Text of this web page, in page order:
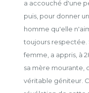
a accouché d'une
puis, pour donner
homme qu'elle
toujours respectée.
femme, a appris, à
sa mère mourante,
véritable géniteur.